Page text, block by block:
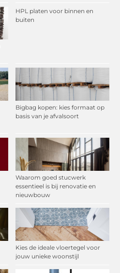
HPL platen voor binnen en
buiten
Bigbag kopen: kies formaat op
basis van je afvalsoort
Waarom goed stucwerk
essentieel is bij renovatie en
nieuwbouw
Kies de ideale vloertegel voor
jouw unieke woonstijl